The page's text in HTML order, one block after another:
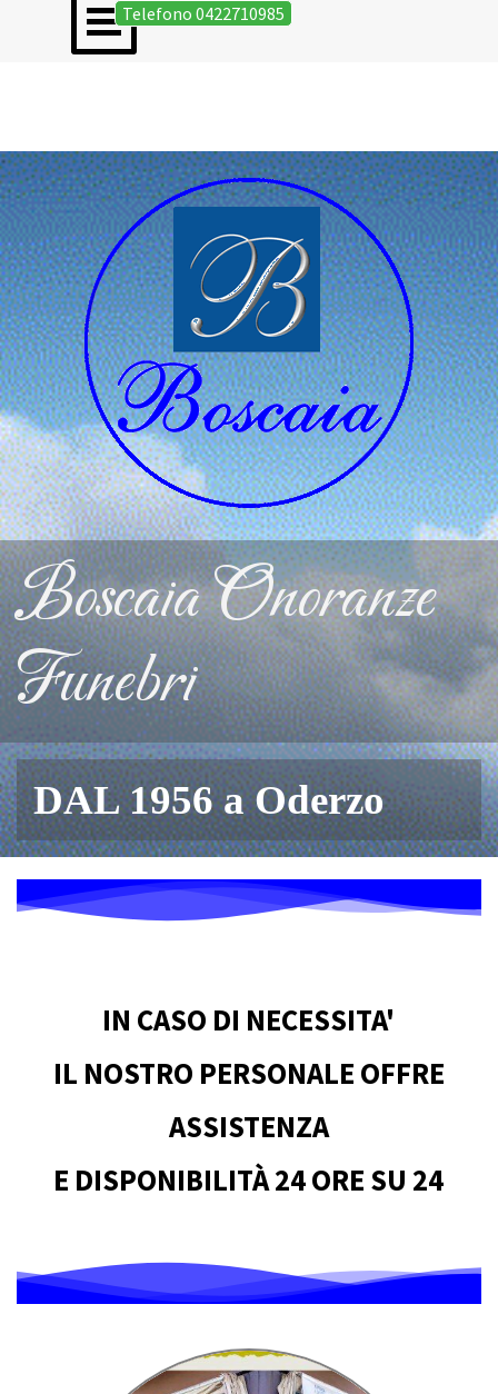
Vai ai contenuti Telefono 0422710985
Boscaia Onoranze
Funebri
DAL 1956 a Oderzo
IN CASO DI NECESSITA'
IL NOSTRO PERSONALE OFFRE
ASSISTENZA
E DISPONIBILITÀ 24 ORE SU 24